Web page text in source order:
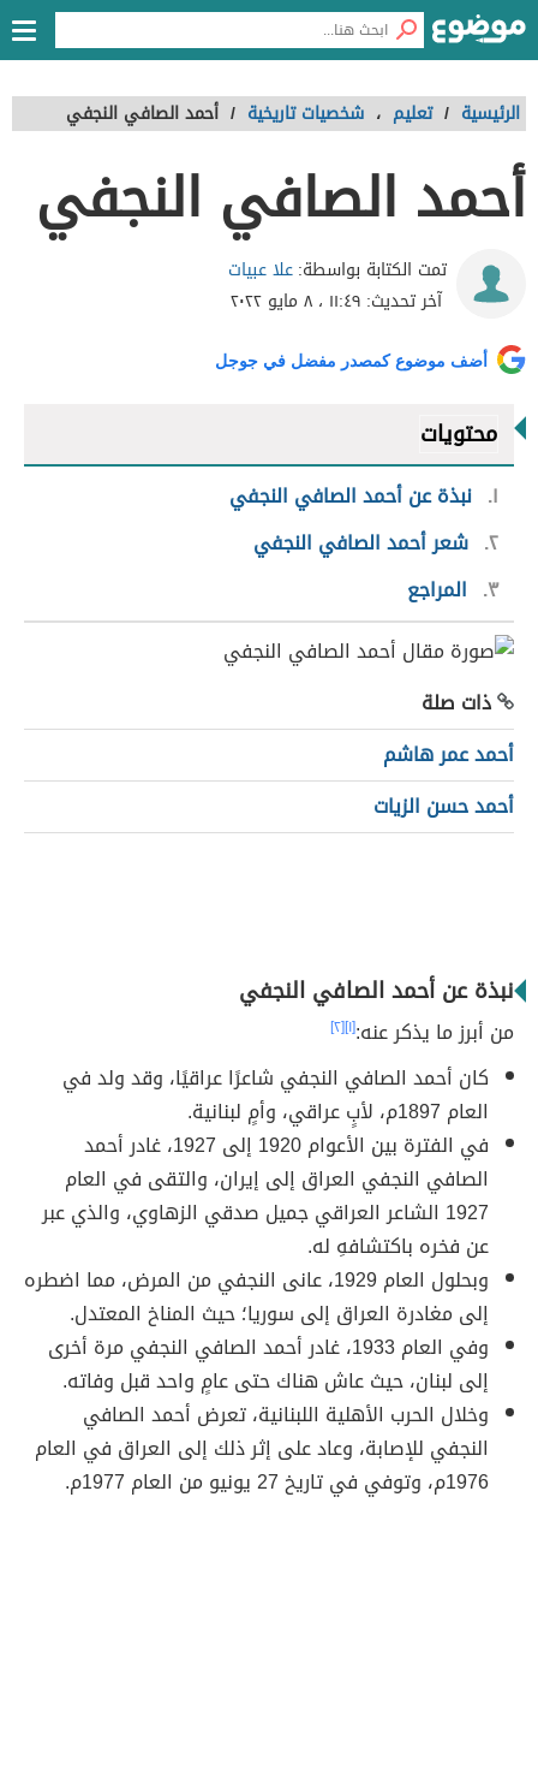
الرئيسية / تعليم ، شخصيات تاريخية / أحمد الصافي النجفي
أحمد الصافي النجفي
تمت الكتابة بواسطة:علا عبيات
آخر تحديث: ١١:٤٩ ، ٨ مايو ٢٠٢٢
أضف موضوع كمصدر مفضل في جوجل
محتويات
١ نبذة عن أحمد الصافي النجفي
٢ شعر أحمد الصافي النجفي
٣
المراجع
ذات صلة
أحمد عمر هاشم
أحمد حسن الزيات
نبذة عن أحمد الصافي النجفي
من أبرز ما يذكر عنه:[١] [٢]
كان أحمد الصافي النجفي شاعرًا عراقيًا، وقد ولد في
العام 1897م، لأبٍ عراقي، وأمٍ لبنانية.
في الفترة بين الأعوام 1920 إلى 1927، غادر أحمد
الصافي النجفي العراق إلى إيران، والتقى في العام
1927 الشاعر العراقي جميل صدقي الزهاوي، والذي عبر
عن فخره باكتشافهِ له.
وبحلول العام 1929، عانى النجفي من المرض، مما اضطره
إلى مغادرة العراق إلى سوريا؛ حيث المناخ المعتدل.
وفي العام 1933، غادر أحمد الصافي النجفي مرة أخرى
إلى لبنان، حيث عاش هناك حتى عامٍ واحد قبل وفاته.
وخلال الحرب الأهلية اللبنانية، تعرض أحمد الصافي
النجفي للإصابة، وعاد على إثر ذلك إلى العراق في العام
1976م، وتوفي في تاريخ 27 يونيو من العام 1977م.